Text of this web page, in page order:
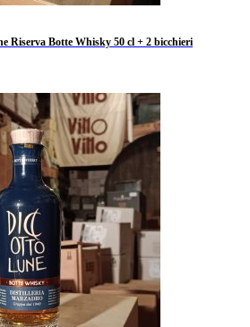
Riserva Botte Whisky 50 cl + 2 bicchieri